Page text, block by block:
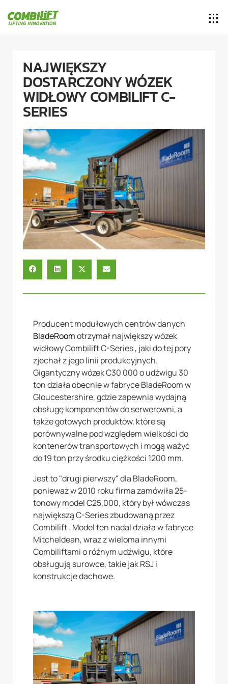
NAJWIĘKSZY
DOSTARCZONY WÓZEK
WIDŁOWY COMBILIFT C-
SERIES
Producent modułowych centrów danych
BladeRoomotrzymał największy wózek
widłowy Combilift C-Series , jaki do tej pory
zjechał z jego linii produkcyjnych.
Gigantyczny wózek C30 000 o udźwigu 30
ton działa obecnie w fabryce BladeRoom w
Gloucestershire, gdzie zapewnia wydajną
obsługę komponentów do serwerowni, a
także gotowych produktów, które są
porównywalne pod względem wielkości do
kontenerów transportowych i mogą ważyć
do 19 ton przy środku ciężkości 1200 mm.
Jest to "drugi pierwszy" dla BladeRoom,
ponieważ w 2010 roku firma zamówiła 25-
tonowy model C25,000, który był wówczas
największą C-Series zbudowaną przez
Combilift . Model ten nadal działa w fabryce
Mitcheldean, wraz z wieloma innymi
Combiliftami o różnym udźwigu, które
obsługują surowce, takie jak RSJ i
konstrukcje dachowe.